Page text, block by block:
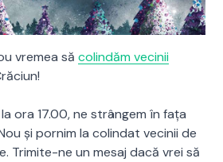
vremea săcolindăm vecinii
ora 17.00, ne strângem în faţa
şi pornim la colindat vecinii de
Trimite-ne un mesaj dacă vrei să